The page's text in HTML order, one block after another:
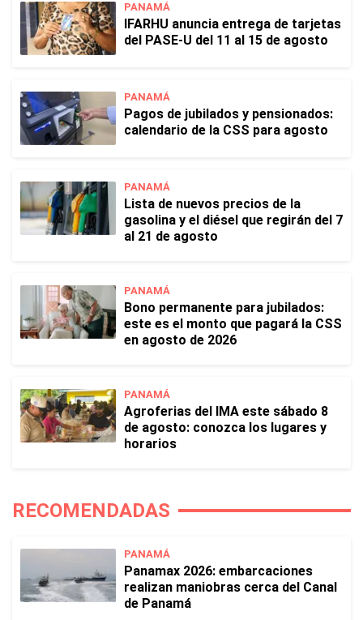
PANAMÁ
IFARHU anuncia entrega de tarjetas
del PASE-U del 11 al 15 de agosto
PANAMÁ
Pagos de jubilados y pensionados:
calendario de la CSS para agosto
PANAMÁ
Lista de nuevos precios de la
gasolina y el diésel que regirán del 7
al 21 de agosto
PANAMÁ
Bono permanente para jubilados:
este es el monto que pagará la CSS
en agosto de 2026
PANAMÁ
Agroferias del IMA este sábado 8
de agosto: conozca los lugares y
horarios
RECOMENDADAS
PANAMÁ
Panamax 2026: embarcaciones
realizan maniobras cerca del Canal
de Panamá